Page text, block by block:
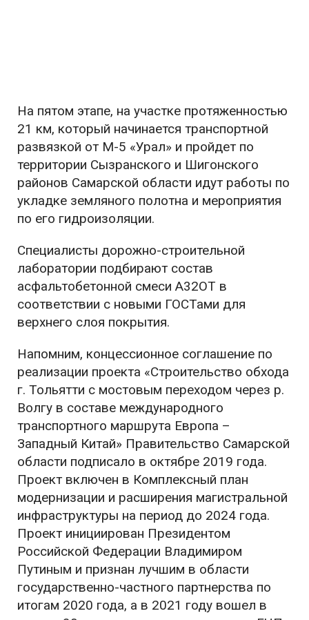
На пятом этапе, на участке протяженностью
21 км, который начинается транспортной
развязкой от М-5 «Урал» и пройдет по
территории Сызранского и Шигонского
районов Самарской области идут работы по
укладке земляного полотна и мероприятия
по его гидроизоляции.
Специалисты дорожно-строительной
лаборатории подбирают состав
асфальтобетонной смеси А32ОТ в
соответствии с новыми ГОСТами для
верхнего слоя покрытия.
Напомним, концессионное соглашение по
реализации проекта «Строительство обхода
г. Тольятти с мостовым переходом через р.
Волгу в составе международного
транспортного маршрута Европа –
Западный Китай» Правительство Самарской
области подписало в октябре 2019 года.
Проект включен в Комплексный план
модернизации и расширения магистральной
инфраструктуры на период до 2024 года.
Проект инициирован Президентом
Российской Федерации Владимиром
Путиным и признан лучшим в области
государственно-частного партнерства по
итогам 2020 года, а в 2021 году вошел в